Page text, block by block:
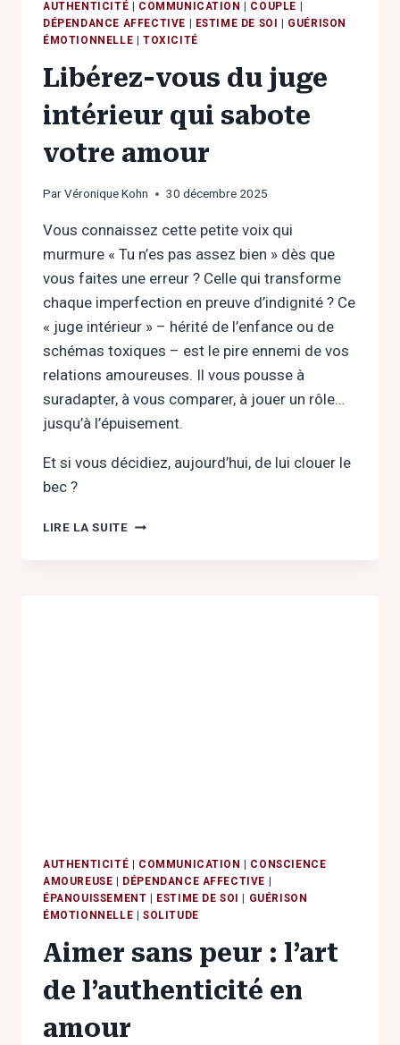
AUTHENTICITÉ COMMUNICATION COUPLE
DÉPENDANCE AFFECTIVE
ESTIME DE SOI
GUÉRISON
ÉMOTIONNELLE
TOXICITÉ
Libérez-vous du juge
intérieur qui sabote
votre amour
ParVéronique Kohn 30 décembre 2025
Vous connaissez cette petite voix qui
murmure « Tu n’es pas assez bien » dès que
vous faites une erreur ? Celle qui transforme
chaque imperfection en preuve d’indignité ? Ce
« juge intérieur » – hérité de l’enfance ou de
schémas toxiques – est le pire ennemi de vos
relations amoureuses. Il vous pousse à
suradapter, à vous comparer, à jouer un rôle…
jusqu’à l’épuisement.
Et si vous décidiez, aujourd’hui, de lui clouer le
bec ?
LIRE LA SUITELIBÉREZ-
AUTHENTICITÉ COMMUNICATION
CONSCIENCE
AMOUREUSE
DÉPENDANCE AFFECTIVE
ÉPANOUISSEMENT
ESTIME DE SOI
GUÉRISON
ÉMOTIONNELLE
SOLITUDE
Aimer sans peur : l’art
de l’authenticité en
amour